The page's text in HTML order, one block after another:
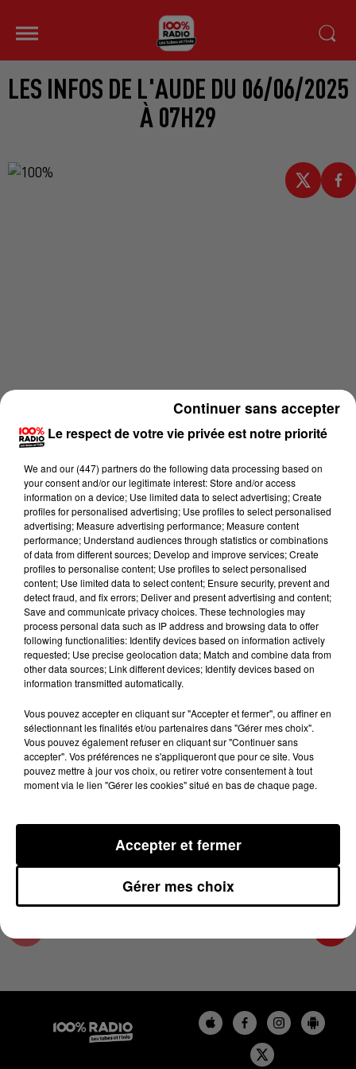
LES INFOS DE L'AUDE DU 06/06/2025
À 07H29
Lecture (4 min 36 sec)
100%
100% Radio les infos de l'Aude
6 juin 2025 - 4 min 36 sec
LES INFOS DE L'AUDE DU 06/06/2025 À
07H29
Les infos de l'Aude
Le respect de votre vie privée est notre priorité
We and our (447) partnersdo the following data processing based on
your consent and/or our legitimate interest: Store and/or access
information on a device; Use limited data to select advertising; Create
profiles for personalised advertising; Use profiles to select personalised
advertising; Measure advertising performance; Measure content
performance; Understand audiences through statistics or combinations
of data from different sources; Develop and improve services; Create
profiles to personalise content; Use profiles to select personalised
content; Use limited data to select content; Ensure security, prevent and
detect fraud, and fix errors; Deliver and present advertising and content;
Save and communicate privacy choices. These technologies may
process personal data such as IP address and browsing data to offer
following functionalities: Identify devices based on information actively
requested; Use precise geolocation data; Match and combine data from
other data sources; Link different devices; Identify devices based on
information transmitted automatically.
Vous pouvez accepter en cliquant sur "Accepter et fermer", ou affiner en
sélectionnant les finalités et/ou partenaires dans "Gérer mes choix".
Vous pouvez également refuser en cliquant sur "Continuer sans
accepter". Vos préférences ne s'appliqueront que pour ce site. Vous
pouvez mettre à jour vos choix, ou retirer votre consentement à tout
moment via le lien "Gérer les cookies" situé en bas de chaque page.
Gérer mes choix
Accepter et fermer
Continuer sans accepter